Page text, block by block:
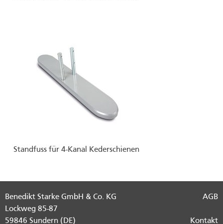
Standfuss für 4-Kanal Kederschienen
Benedikt Starke GmbH & Co. KG
Lockweg 85-87
59846 Sundern (DE)
AGB
Kontakt